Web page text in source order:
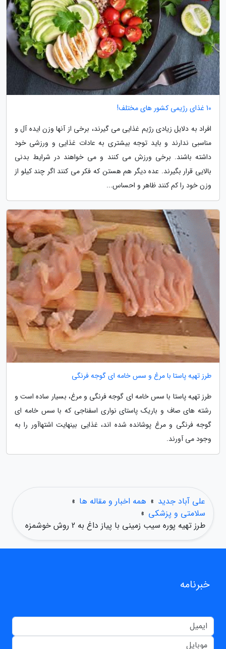
10 غذای رژیمی کشور های مختلف!
افراد به دلایل زیادی رژیم غذایی می گیرند، برخی از آنها وزن ایده آل و
مناسبی ندارند و باید توجه بیشتری به عادات غذایی و ورزشی خود
داشته باشند. برخی ورزش می کنند و می خواهند در شرایط بدنی
بالایی قرار بگیرند. عده دیگر هم هستن که فکر می کنند اگر چند کیلو از
وزن خود را کم کنند ظاهر و احساس...
طرز تهیه پاستا با مرغ و سس خامه ای گوجه فرنگی
طرز تهیه پاستا با سس خامه ای گوجه فرنگی و مرغ، بسیار ساده است و
رشته های صاف و باریک پاستای نواری اسفناجی که با سس خامه ای
گوجه فرنگی و مرغ پوشانده شده اند، غذایی بینهایت اشتهاآور را به
وجود می آورند.
علی آباد جدید » همه اخبار و مقاله ها »
سلامتی و پزشکی »
طرز تهیه پوره سیب زمینی با پیاز داغ به 2 روش خوشمزه
خبرنامه